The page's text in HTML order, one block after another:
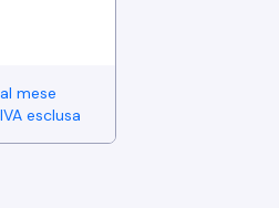
al mese
IVA esclusa